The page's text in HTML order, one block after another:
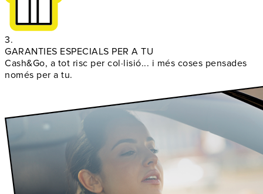
3.
GARANTIES ESPECIALS PER A TU
Cash&Go, a tot risc per col·lisió... i més coses pensades
només per a tu.